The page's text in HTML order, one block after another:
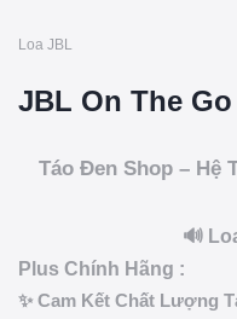
Loa JBL
JBL On The
Táo Đen Shop – Hệ
🔊 Loa JBL
Plus Chính Hãng :
✨ Cam Kết Chất Lượng